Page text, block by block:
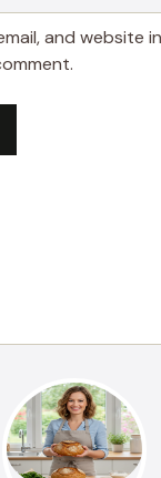
and website